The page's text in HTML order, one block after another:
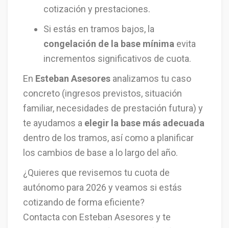
cotización y prestaciones.
Si estás en tramos bajos, la
congelación de la base mínima evita
incrementos significativos de cuota.
En Esteban Asesores analizamos tu caso
concreto (ingresos previstos, situación
familiar, necesidades de prestación futura) y
te ayudamos a elegir la base más adecuada
dentro de los tramos, así como a planificar
los cambios de base a lo largo del año.
¿Quieres que revisemos tu cuota de
autónomo para 2026 y veamos si estás
cotizando de forma eficiente?
Contacta con Esteban Asesores y te